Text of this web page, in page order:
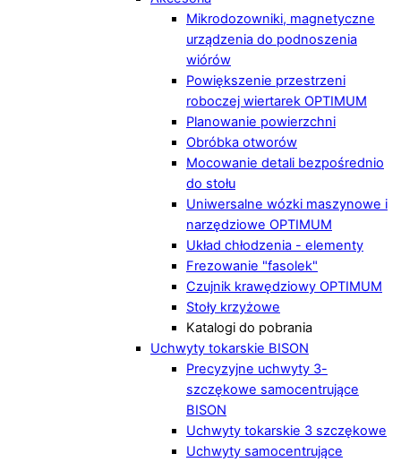
Mikrodozowniki, magnetyczne
urządzenia do podnoszenia
wiórów
Powiększenie przestrzeni
roboczej wiertarek OPTIMUM
Planowanie powierzchni
Obróbka otworów
Mocowanie detali bezpośrednio
do stołu
Uniwersalne wózki maszynowe i
narzędziowe OPTIMUM
Układ chłodzenia - elementy
Frezowanie "fasolek"
Czujnik krawędziowy OPTIMUM
Stoły krzyżowe
Katalogi do pobrania
Uchwyty tokarskie BISON
Precyzyjne uchwyty 3-
szczękowe samocentrujące
BISON
Uchwyty tokarskie 3 szczękowe
Uchwyty samocentrujące